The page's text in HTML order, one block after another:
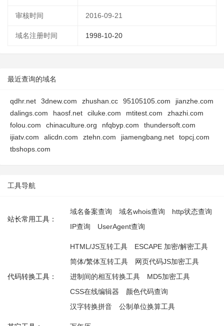
审核时间 2016-09-21
域名注册时间 1998-10-20
最近查询的域名
qdhr.net 3dnew.com zhushan.cc 95105105.com
jianzhe.com
dalings.com
haosf.net ciluke.com mtitest.com
zhazhi.com
folou.com
chinaculture.org nfqbyp.com
thundersoft.com
ijiatv.com
alicdn.com ztehn.com jiamengbang.net
topcj.com
tbshops.com
工具导航
站长常用工具：
域名备案查询 域名whois查询
http状态查询
IP查询
UserAgent查询
代码转换工具：
HTML/JS互转工具
ESCAPE 加密/解密工具
简体/繁体互转工具
网页代码JS加密工具
进制间的相互转换工具
MD5加密工具
CSS在线编辑器
颜色代码查询
汉字转换拼音
公制单位换算工具